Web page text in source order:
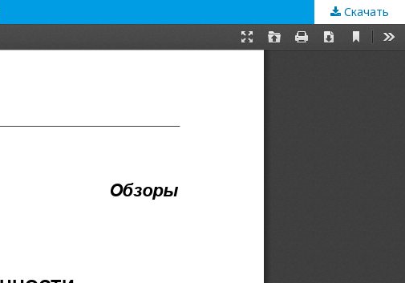
Скачать